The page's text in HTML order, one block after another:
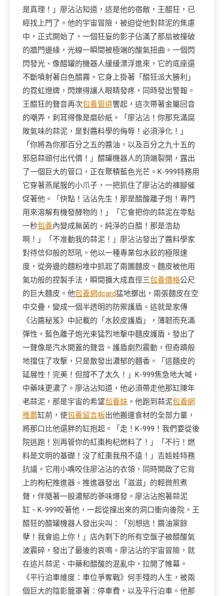
是真理！」廖沾沾知道，這是他的宿敵，王醋狂，已
經找上門了。他的宇宙冒險，被迫從他對蒜泥的焦慮
中，正式開始了。一個狂妄的影子佔滿了那扇被撞破
的牆門邊緣，光線一瞬間被極端的酸氣扭曲。一個閃
閃發光、像醋罐的機器人緩緩漂浮進來，它的底座還
不斷噴射著白色醋霧。它身上掛著「醋狂派大勝利」
的霓虹燈牌，閃爍得讓人眼睛發疼，同時發出警報。
王醋狂的聲音再次包養管道響起，這次帶著金屬回音
的嘲弄，刺耳得像是磨砂紙。「廖沾沾！你那充滿腐
敗氣味的蒜泥，是對醬料學的侮辱！必須淨化！」
「你將為你那百分之五的醬油，以及百分之九十五的
邪惡蒜頭付出代價！」醋罐機器人的頂端裂開，露出
了一個巨大的管口，正在聚積藍色光芒。K-999特務用
它穿著燕尾服的小爪子，一把抓住了廖沾沾的褲腳催
促著他。「快點！沾沾先生！那是醋酸離子炮！專門
用來溶解有機發酵物的！」「它會把你的蒜泥在零點
一秒包養內變成無菌的、純淨的白醋！那是浩劫
啊！」「不准動我的蒜泥！」廖沾沾發出了醬料學家
對待信仰般的怒吼。他以一種專業包水餃的極限速
度，從旁邊的麵粉堆中抓起了兩團麵皮。麵皮被他用
氣功般的捏製手法，瞬間擴大成直徑三包養價格公尺
的巨大麵皮。他包養網dcard猛地擲出，兩張麵皮在空
中交疊，變成一個半透明的防禦護盾。這就是家傳
《沾醬秘笈》中記載的「水餃皮護盾」，薄韌而充滿
彈性。藍色離子炮光束猛烈地擊中麵皮護盾，發出了
一聲像是汽水開蓋的聲音。護盾劇烈震動，但奇蹟般
地擋住了攻擊，只是散發出濃郁的麵香。「這麵皮的
延展性！完美！但撐不了太久！」K-999焦急地大喊，
中藥味更濃了。廖沾沾知道，他必須帶走他那缸陳年
老蒜泥，那是宇宙的希望包養妹 。他跑到蒜泥包養網
推薦缸前，使包養留言板出他搬運食材的全部力量，
將那口比他還胖的缸抱起。「走！K-999！我們要從後
院逃跑！別再管你的紅棗枸杞燃料了！」「不行！燃
料是文明的基礎！沒了紅棗我飛不遠！」吉娃娃特務
抗議。它用小嘴咬住廖沾沾的衣領，同時開啟了它背
上的枸杞推進器。推進器發出「滋滋」的輕微煎煮
聲，伴隨著一股濃郁的蔘味爆發。廖沾沾抱著蒜泥
缸、K-999咬著他，一起從撞出來的洞口衝向後院。王
醋狂的醋罐機器人發出尖叫：「別想逃！醬油黨餘
孽！我會追上你！」店內剩下的所有空盤子被醋酸氣
波震碎，發出了最後的哀鳴。廖沾沾的宇宙冒險，就
在這片蒜泥、中藥和醋酸的混亂中，拉開了帷幕。
《平行泊車維度：車位爭奪戰》何手殘的人生，被兩
個巨大的陰影籠罩著：停車費，以及平行泊車。他那